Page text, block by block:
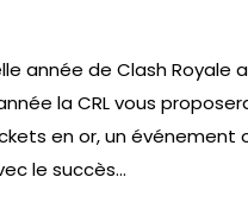
année de Clash Royale
la CRL vous
en or, un événement
le succès…